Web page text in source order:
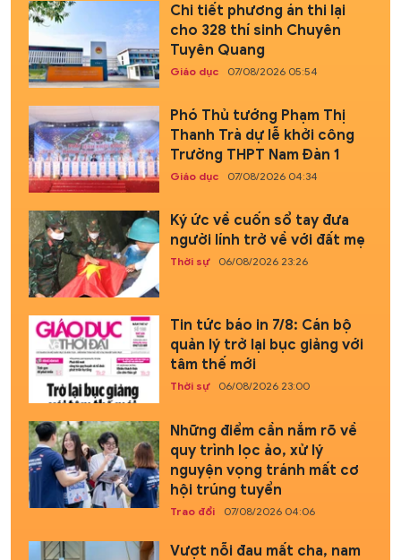
Chi tiết phương án thi lại
cho 328 thí sinh Chuyên
Tuyên Quang
Giáo dục 07/08/2026 05:54
Phó Thủ tướng Phạm Thị
Thanh Trà dự lễ khởi công
Trường THPT Nam Đàn 1
Giáo dục 07/08/2026 04:34
Ký ức về cuốn sổ tay đưa
người lính trở về với đất mẹ
Thời sự 06/08/2026 23:26
Tin tức báo in 7/8: Cán bộ
quản lý trở lại bục giảng với
tâm thế mới
Thời sự 06/08/2026 23:00
Những điểm cần nắm rõ về
quy trình lọc ảo, xử lý
nguyện vọng tránh mất cơ
hội trúng tuyển
Trao đổi 07/08/2026 04:06
Vượt nỗi đau mất cha, nam